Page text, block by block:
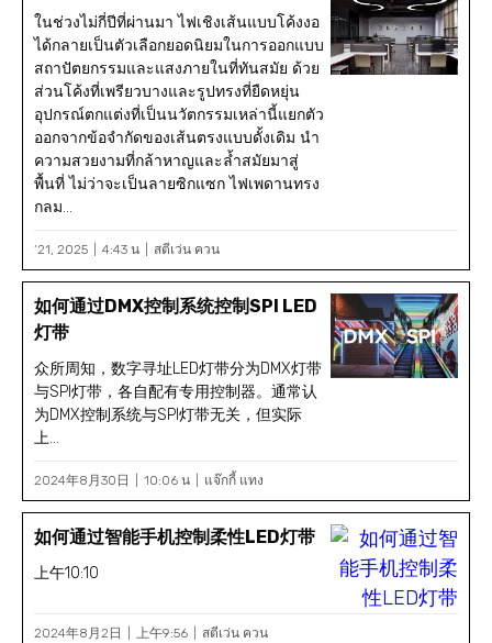
ในช่วงไม่กี่ปีที่ผ่านมา ไฟเชิงเส้นแบบโค้งงอ
ได้กลายเป็นตัวเลือกยอดนิยมในการออกแบบ
สถาปัตยกรรมและแสงภายในที่ทันสมัย ด้วย
ส่วนโค้งที่เพรียวบางและรูปทรงที่ยืดหยุ่น
อุปกรณ์ตกแต่งที่เป็นนวัตกรรมเหล่านี้แยกตัว
ออกจากข้อจำกัดของเส้นตรงแบบดั้งเดิม นำ
ความสวยงามที่กล้าหาญและล้ำสมัยมาสู่
พื้นที่ ไม่ว่าจะเป็นลายซิกแซก ไฟเพดานทรง
กลม...
‘21, 2025 4:43 น สตีเว่น ควน
如何通过DMX控制系统控制SPI LED
灯带
众所周知，数字寻址LED灯带分为DMX灯带
与SPI灯带，各自配有专用控制器。通常认
为DMX控制系统与SPI灯带无关，但实际
上...
2024年8月30日 10:06 น แจ๊กกี้ แทง
如何通过智能手机控制柔性LED灯带
上午10:10
2024年8月2日 上午9:56 สตีเว่น ควน